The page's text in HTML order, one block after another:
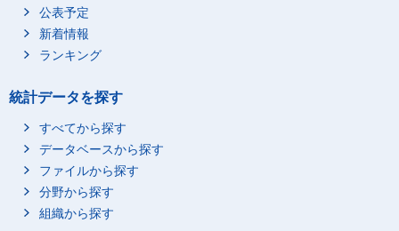
公表予定
新着情報
ランキング
統計データを探す
すべてから探す
データベースから探す
ファイルから探す
分野から探す
組織から探す